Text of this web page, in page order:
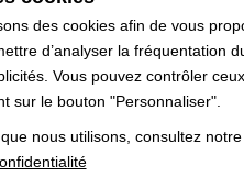
des cookies afin de vous
d’analyser la fréquentation
Vous pouvez contrôler
sur le bouton "Personnaliser".
nous utilisons, consultez notre